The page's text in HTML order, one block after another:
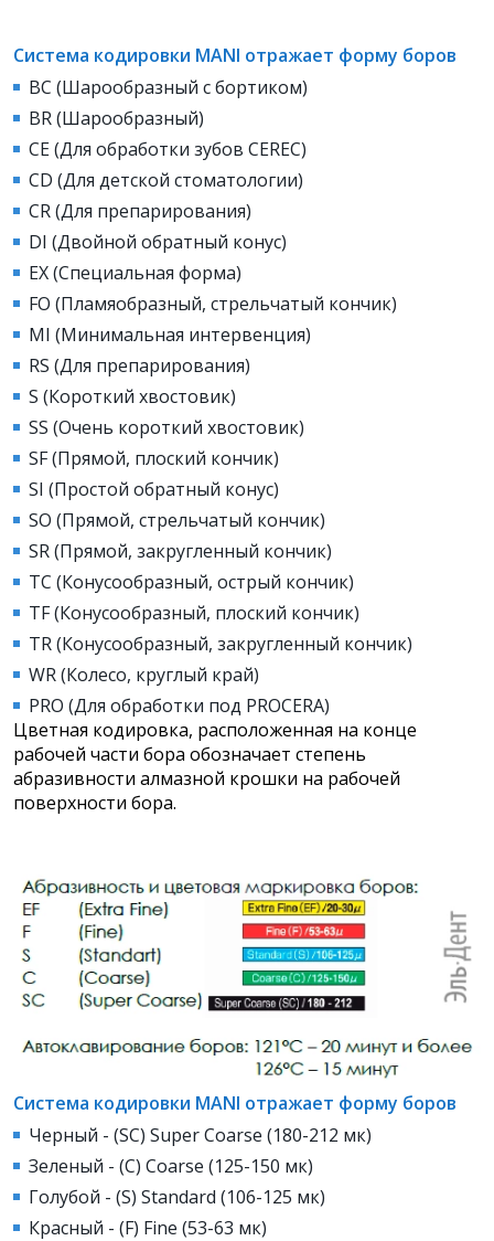
Система кодировки MANI отражает форму боров
BC (Шарообразный с бортиком)
BR (Шарообразный)
CE (Для обработки зубов CEREC)
CD (Для детской стоматологии)
СR (Для препарирования)
DI (Двойной обратный конус)
EX (Специальная форма)
FO (Пламяобразный, стрельчатый кончик)
MI (Минимальная интервенция)
RS (Для препарирования)
S (Короткий хвостовик)
SS (Очень короткий хвостовик)
SF (Прямой, плоский кончик)
SI (Простой обратный конус)
SO (Прямой, стрельчатый кончик)
SR (Прямой, закругленный кончик)
TC (Конусообразный, острый кончик)
TF (Конусообразный, плоский кончик)
TR (Конусообразный, закругленный кончик)
WR (Колесо, круглый край)
PRO (Для обработки под PROCERA)
Цветная кодировка, расположенная на конце
рабочей части бора обозначает степень
абразивности алмазной крошки на рабочей
поверхности бора.
Система кодировки MANI отражает форму боров
Черный - (SC) Super Coarse (180-212 мк)
Зеленый - (С) Coarse (125-150 мк)
Голубой - (S) Standard (106-125 мк)
Красный - (F) Fine (53-63 мк)